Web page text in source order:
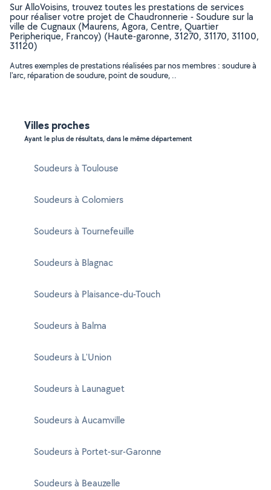
Sur AlloVoisins, trouvez toutes les prestations de services
pour réaliser votre projet de Chaudronnerie - Soudure sur la
ville de Cugnaux (Maurens, Agora, Centre, Quartier
Peripherique, Francoy) (Haute-garonne, 31270, 31170, 31100,
31120)
Autres exemples de prestations réalisées par nos membres : soudure à
l'arc, réparation de soudure, point de soudure, ..
Villes proches
Ayant le plus de résultats, dans le même département
Soudeurs à Toulouse
Soudeurs à Colomiers
Soudeurs à Tournefeuille
Soudeurs à Blagnac
Soudeurs à Plaisance-du-Touch
Soudeurs à Balma
Soudeurs à L'Union
Soudeurs à Launaguet
Soudeurs à Aucamville
Soudeurs à Portet-sur-Garonne
Soudeurs à Beauzelle